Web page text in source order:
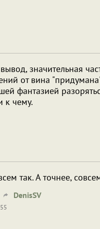
значительная
от вина
фантазией
к чему.
так. А точнее,
DenisSV